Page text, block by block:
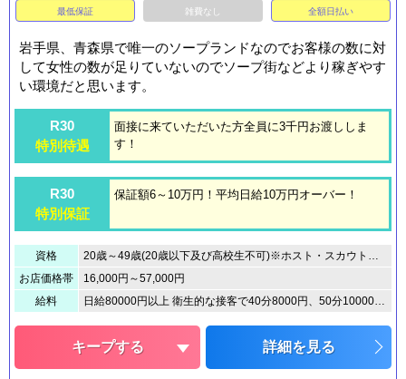
最低保証 雑費なし 全額日払い
岩手県、青森県で唯一のソープランドなのでお客様の数に対
して女性の数が足りていないのでソープ街などより稼ぎやす
い環境だと思います。
R30
特別待遇
面接に来ていただいた方全員に3千円お渡ししま
す！
R30
特別保証
保証額6～10万円！平均日給10万円オーバー！
資格
20歳～49歳(20歳以下及び高校生不可)※ホスト・スカウトの紹介お断り致します。自身の意思でご応募下さい。
お店価格帯
16,000円～57,000円
給料
日給80000円以上 衛生的な接客で40分8000円、50分10000円、70分14000円が基本バックで本指名の場合は＋1000円加算されます。雑費は約5％です。
キープする 詳細を見る